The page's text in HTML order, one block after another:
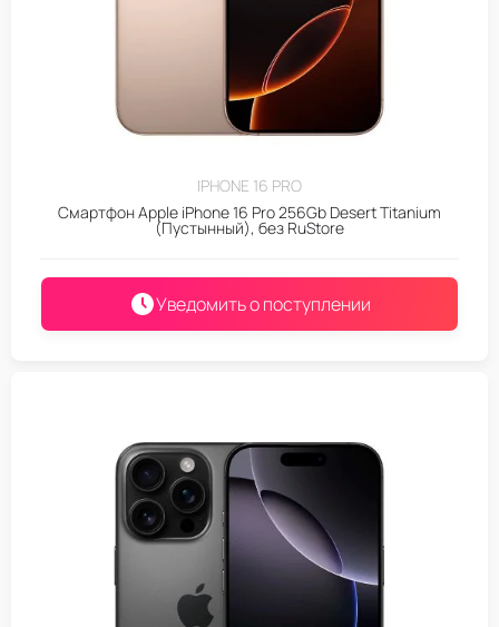
IPHONE 16 PRO
Смартфон Apple iPhone 16 Pro 256Gb Desert Titanium
(Пустынный), без RuStore
Уведомить о поступлении